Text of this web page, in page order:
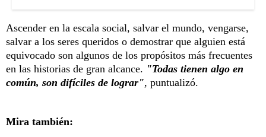
Ascender en la escala social, salvar el mundo, vengarse,
salvar a los seres queridos o demostrar que alguien está
equivocado son algunos de los propósitos más frecuentes
en las historias de gran alcance. "Todas tienen algo en
común, son difíciles de lograr", puntualizó.
Mira también: